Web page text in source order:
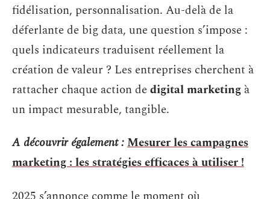
fidélisation, personnalisation. Au-delà de la
déferlante de big data, une question s’impose :
quels indicateurs traduisent réellement la
création de valeur ? Les entreprises cherchent à
rattacher chaque action dedigital marketing à
un impact mesurable, tangible.
A découvrir également :Mesurer les campagnes
marketing : les stratégies efficaces à utiliser !